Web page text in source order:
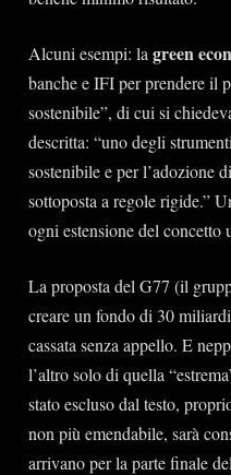
Alcuni esempi: la green
banche e IFI per prendere il
sostenibile”, di cui si
descritta: “uno degli
sostenibile e per l’adozione
sottoposta a regole rigide.”
ogni estensione del
La proposta del G77 (il
creare un fondo di 30
cassata senza appello. E
l’altro solo di quella
stato escluso dal testo,
non più emendabile, sarà
arrivano per la parte finale